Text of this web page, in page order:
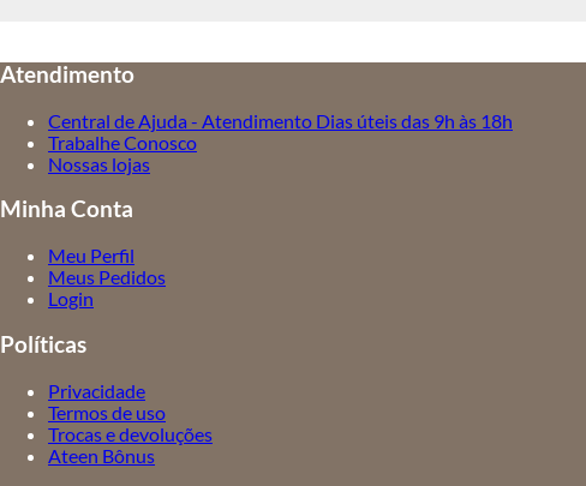
Atendimento
Central de Ajuda - Atendimento Dias úteis das 9h às 18h
Trabalhe Conosco
Nossas lojas
Minha Conta
Meu Perfil
Meus Pedidos
Login
Políticas
Privacidade
Termos de uso
Trocas e devoluções
Ateen Bônus